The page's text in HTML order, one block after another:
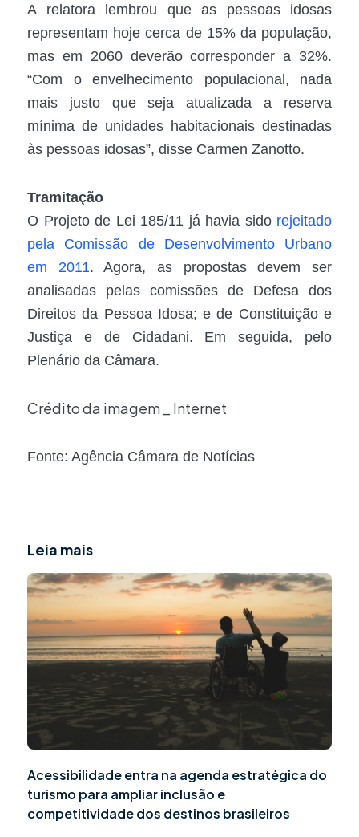
A relatora lembrou que as pessoas idosas
representam hoje cerca de 15% da população,
mas em 2060 deverão corresponder a 32%.
“Com o envelhecimento populacional, nada
mais justo que seja atualizada a reserva
mínima de unidades habitacionais destinadas
às pessoas idosas”, disse Carmen Zanotto.
Tramitação
O Projeto de Lei 185/11 já havia sido rejeitado
pela Comissão de Desenvolvimento Urbano
em 2011. Agora, as propostas devem ser
analisadas pelas comissões de Defesa dos
Direitos da Pessoa Idosa; e de Constituição e
Justiça e de Cidadani. Em seguida, pelo
Plenário da Câmara.
Crédito da imagem _ Internet
Fonte: Agência Câmara de Notícias
Leia mais
Acessibilidade entra na agenda estratégica do
turismo para ampliar inclusão e
competitividade dos destinos brasileiros